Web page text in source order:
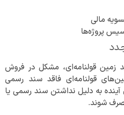
مالی
پروژه‌ها
زمین قولنامه‌ای، مشکل در فروش
قولنامه‌ای فاقد سند رسمی
به دلیل نداشتن سند رسمی یا
شوند.